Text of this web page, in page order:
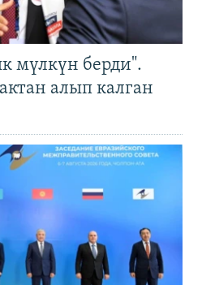
мүлкүн берди".
алып калган